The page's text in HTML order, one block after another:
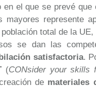
en el que se prevé que
mayores represente
total de la
se dan las
satisfactoria.
(CONsider your skills
de materiales